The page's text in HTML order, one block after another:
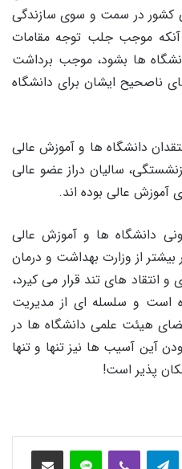
کشور در سمت و سوی سازندگی
آنکه موجب جلب توجه مقامات
ها بشود، موجب برداشت
ناصحیح ایشان برای دانشگاه
دانشگاه ها و آموزش عالی
سالیان دراز عضو عالی
آموزش عالی بوده اند.
دانشگاه ها و آموزش عالی
بیشتر از وزارت بهداشت و درمان
انتقاد های تند قرار می کیرد،
است و سلسله ای از مدیریت
هیئت علمی دانشگاه ها در
آین آسیب ها نیز تنها و تنها
پذیر است!
واتس آپ لاین